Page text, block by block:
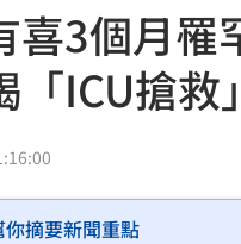
襲烏克蘭首都基輔及
定成自由球員 下一步
離婚奧蘭多布魯13年！
杜拜加密幣交所！控
喜3個月
ICU搶救」
你摘要新聞重點